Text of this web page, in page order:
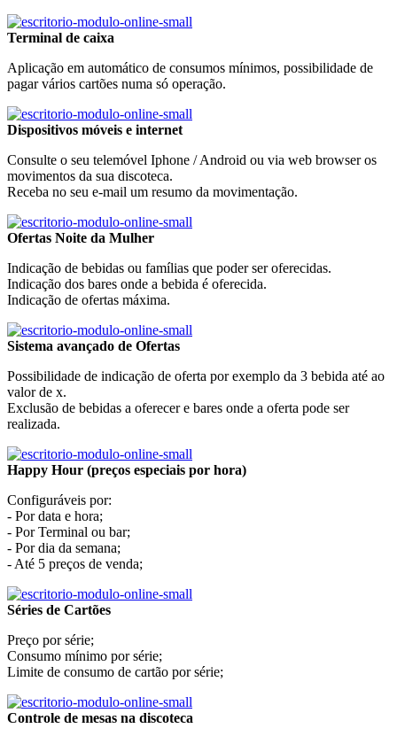
Terminal de caixa
Aplicação em automático de consumos mínimos, possibilidade de
pagar vários cartões numa só operação.
Dispositivos móveis e internet
Consulte o seu telemóvel Iphone / Android ou via web browser os
movimentos da sua discoteca.
Receba no seu e-mail um resumo da movimentação.
Ofertas Noite da Mulher
Indicação de bebidas ou famílias que poder ser oferecidas.
Indicação dos bares onde a bebida é oferecida.
Indicação de ofertas máxima.
Sistema avançado de Ofertas
Possibilidade de indicação de oferta por exemplo da 3 bebida até ao
valor de x.
Exclusão de bebidas a oferecer e bares onde a oferta pode ser
realizada.
Happy Hour (preços especiais por hora)
Configuráveis por:
- Por data e hora;
- Por Terminal ou bar;
- Por dia da semana;
- Até 5 preços de venda;
Séries de Cartões
Preço por série;
Consumo mínimo por série;
Limite de consumo de cartão por série;
Controle de mesas na discoteca